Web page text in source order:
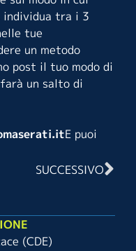
tra i 3
tue
un metodo
post il tuo modo di
un salto di
E puoi
SUCCESSIVO
(CDE)